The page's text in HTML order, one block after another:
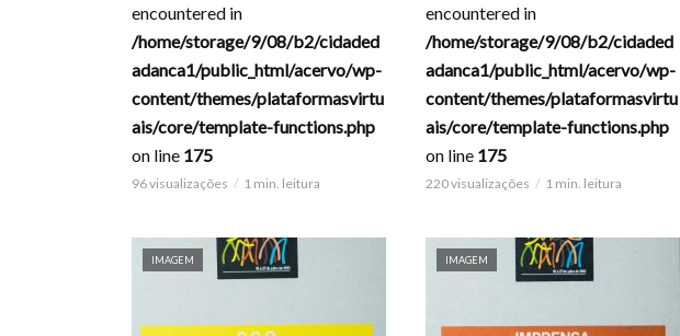
encountered in
/home/storage/9/08/b2/cidaded
adanca1/public_html/acervo/wp-
content/themes/plataformasvirtu
ais/core/template-functions.php
on line 175
96 visualizações 1 min. leitura
encountered in
/home/storage/9/08/b2/cidaded
adanca1/public_html/acervo/wp-
content/themes/plataformasvirtu
ais/core/template-functions.php
on line 175
220 visualizações 1 min. leitura
IMAGEM IMAGEM